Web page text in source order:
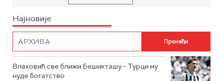
Најновије
Влаховић све ближи Бешикташу – Турци му
нуде богатство